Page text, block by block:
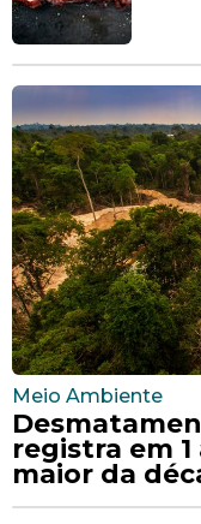
Meio Ambiente
registra em 1
maior da